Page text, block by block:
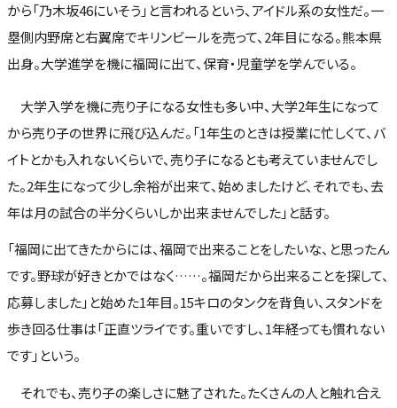
から「乃木坂46にいそう」と言われるという、アイドル系の女性だ。一
塁側内野席と右翼席でキリンビールを売って、2年目になる。熊本県
出身。大学進学を機に福岡に出て、保育・児童学を学んでいる。
大学入学を機に売り子になる女性も多い中、大学2年生になって
から売り子の世界に飛び込んだ。「1年生のときは授業に忙しくて、バ
イトとかも入れないくらいで、売り子になるとも考えていませんでし
た。2年生になって少し余裕が出来て、始めましたけど、それでも、去
年は月の試合の半分くらいしか出来ませんでした」と話す。
「福岡に出てきたからには、福岡で出来ることをしたいな、と思ったん
です。野球が好きとかではなく……。福岡だから出来ることを探して、
応募しました」と始めた1年目。15キロのタンクを背負い、スタンドを
歩き回る仕事は「正直ツライです。重いですし、1年経っても慣れない
です」という。
それでも、売り子の楽しさに魅了された。たくさんの人と触れ合え